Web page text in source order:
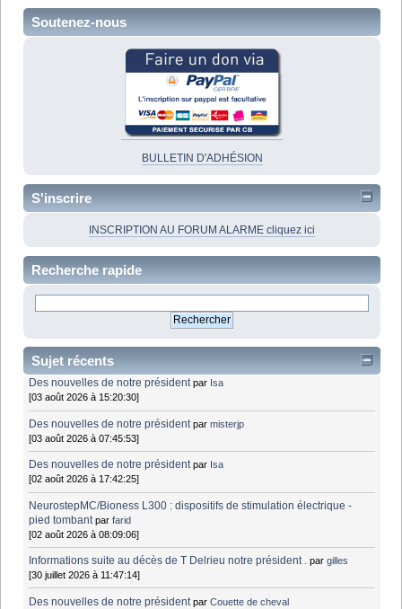
Soutenez-nous
BULLETIN D'ADHÉSION
S'inscrire
INSCRIPTION AU FORUM ALARME cliquez ici
Recherche rapide
Sujet récents
Des nouvelles de notre président par Isa
[03 août 2026 à 15:20:30]
Des nouvelles de notre président parmisterjp
[03 août 2026 à 07:45:53]
Des nouvelles de notre président par Isa
[02 août 2026 à 17:42:25]
NeurostepMC/Bioness L300 : dispositifs de stimulation électrique -
pied tombant parfarid
[02 août 2026 à 08:09:06]
Informations suite au décès de T Delrieu notre président . pargilles
[30 juillet 2026 à 11:47:14]
Des nouvelles de notre président parCouette de cheval